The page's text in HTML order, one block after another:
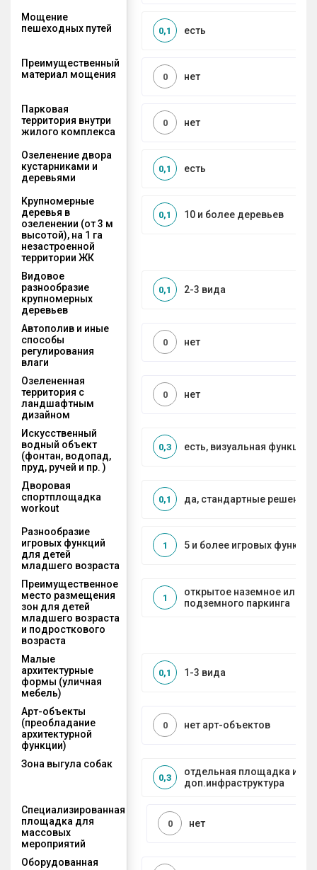
Мощение
пешеходных путей
есть
0,1
Преимущественный
материал мощения
нет
0
Парковая
территория внутри
жилого комплекса
нет
0
Озеленение двора
кустарниками и
деревьями
есть
0,1
Крупномерные
деревья в
озеленении (от 3 м
высотой), на 1 га
незастроенной
территории ЖК
10 и более деревьев
0,1
Видовое
разнообразие
крупномерных
деревьев
2-3 вида
0,1
Автополив и иные
способы
регулирования
влаги
нет
0
Озелененная
территория с
ландшафтным
дизайном
нет
0
Искусственный
водный объект
(фонтан, водопад,
пруд, ручей и пр. )
есть, визуальная функция
0,3
Дворовая
спортплощадка
workout
да, стандартные решения
0,1
Разнообразие
игровых функций
для детей
младшего возраста
5 и более игровых функций
1
Преимущественное
место размещения
зон для детей
младшего возраста
и подросткового
возраста
открытое наземное или на
подземного паркинга
1
Малые
архитектурные
формы (уличная
мебель)
1-3 вида
0,1
Арт-объекты
(преобладание
архитектурной
функции)
нет арт-объектов
0
Зона выгула собак
отдельная площадка и
доп.инфраструктура
0,3
Специализированная
площадка для
массовых
мероприятий
нет
0
Оборудованная